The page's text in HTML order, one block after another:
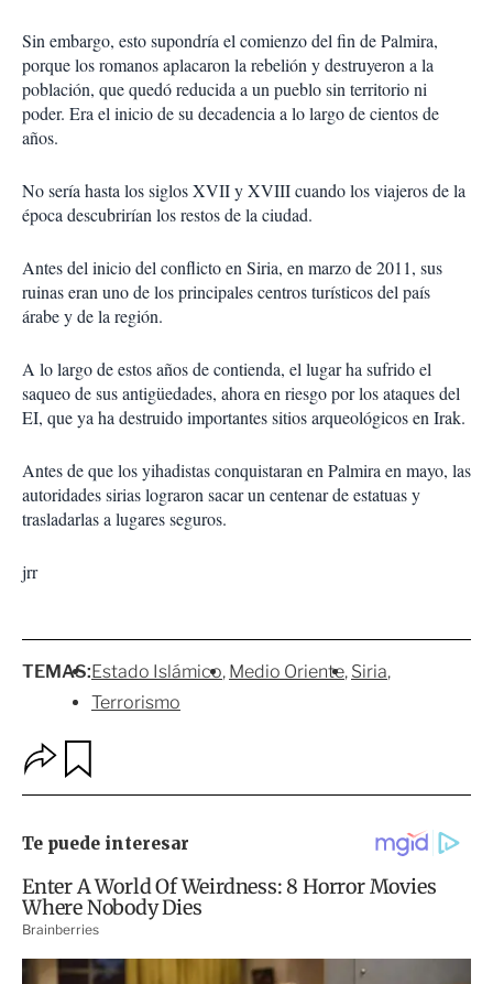
Sin embargo, esto supondría el comienzo del fin de Palmira,
porque los romanos aplacaron la rebelión y destruyeron a la
población, que quedó reducida a un pueblo sin territorio ni
poder. Era el inicio de su decadencia a lo largo de cientos de
años.
No sería hasta los siglos XVII y XVIII cuando los viajeros de la
época descubrirían los restos de la ciudad.
Antes del inicio del conflicto en Siria, en marzo de 2011, sus
ruinas eran uno de los principales centros turísticos del país
árabe y de la región.
A lo largo de estos años de contienda, el lugar ha sufrido el
saqueo de sus antigüedades, ahora en riesgo por los ataques del
EI, que ya ha destruido importantes sitios arqueológicos en Irak.
Antes de que los yihadistas conquistaran en Palmira en mayo, las
autoridades sirias lograron sacar un centenar de estatuas y
trasladarlas a lugares seguros.
jrr
TEMAS:Estado Islámico Medio Oriente Siria
Terrorismo
p
i
o
n
e
s
r
d
a
r